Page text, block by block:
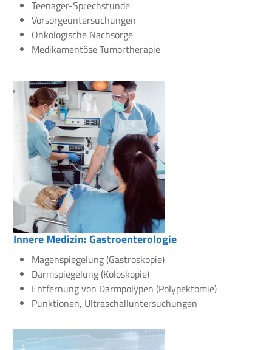
Teenager-Sprechstunde
Vorsorgeuntersuchungen
Onkologische Nachsorge
Medikamentöse Tumortherapie
Innere Medizin: Gastroenterologie
Magenspiegelung (Gastroskopie)
Darmspiegelung (Koloskopie)
Entfernung von Darmpolypen (Polypektomie)
Punktionen, Ultraschalluntersuchungen